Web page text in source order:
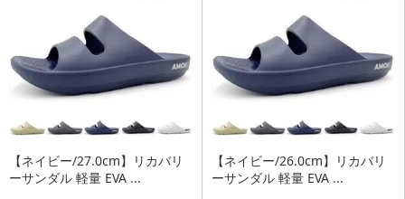
【ネイビー/27.0cm】リカバリ
ーサンダル 軽量 EVA ...
【ネイビー/26.0cm】リカバリ
ーサンダル 軽量 EVA ...